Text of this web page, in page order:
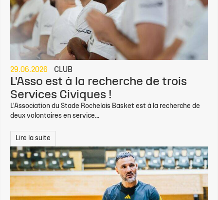
29.06.2026 CLUB
L'Asso est à la recherche de trois
Services Civiques !
L'Association du Stade Rochelais Basket est à la recherche de
deux volontaires en service...
Lire la suite